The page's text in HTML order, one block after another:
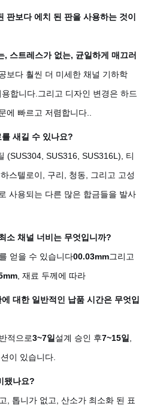
판보다 에치 된 판을 사용하는 것이
, 스트레스가 없는, 균일하게 매끄러
보다 훨씬 더 미세한 채널 기하학
합니다.그리고 디자인 변경은 하드
에 빠르고 저렴합니다..
새길 수 있나요?
(SUS304, SUS316, SUS316L), 티
스텔로이, 구리, 청동, 그리고 고성
사용되는 다른 많은 합금들을 발사
소 채널 너비는 무엇입니까?
얻을 수 있습니다00.03mm그리고
, 재료 두께에 따라
대한 일반적인 납품 시간은 무엇입
적으로3~7일설계 승인 후7~15일
이 있습니다.
됐나요?
, 톱니가 없고, 산소가 최소화 된 표